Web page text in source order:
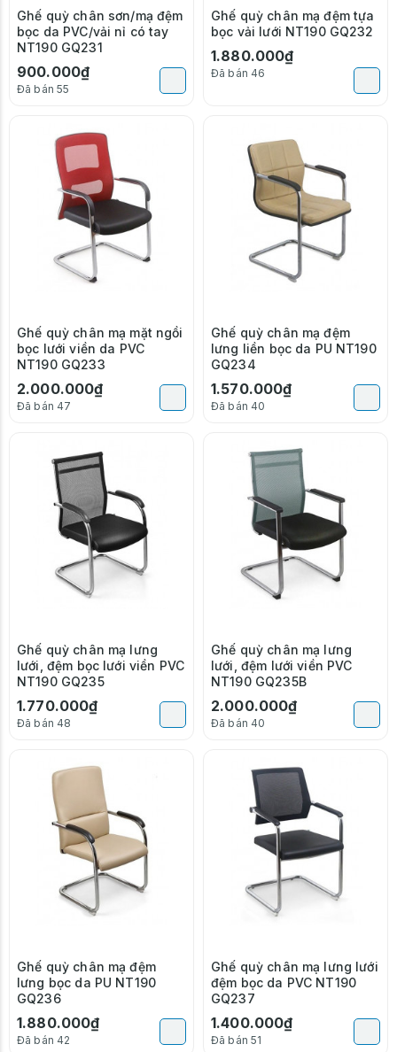
Ghế quỳ chân sơn/mạ đệm
bọc da PVC/vải nỉ có tay
NT190 GQ231
900.000₫
Đã bán 55
Ghế quỳ chân mạ đệm tựa
bọc vải lưới NT190 GQ232
1.880.000₫
Đã bán 46
Ghế quỳ chân mạ mặt ngồi
bọc lưới viền da PVC
NT190 GQ233
2.000.000₫
Đã bán 47
Ghế quỳ chân mạ đệm
lưng liền bọc da PU NT190
GQ234
1.570.000₫
Đã bán 40
Ghế quỳ chân mạ lưng
lưới, đệm bọc lưới viền PVC
NT190 GQ235
1.770.000₫
Đã bán 48
Ghế quỳ chân mạ lưng
lưới, đệm lưới viền PVC
NT190 GQ235B
2.000.000₫
Đã bán 40
Ghế quỳ chân mạ đệm
lưng bọc da PU NT190
GQ236
1.880.000₫
Đã bán 42
Ghế quỳ chân mạ lưng lưới
đệm bọc da PVC NT190
GQ237
1.400.000₫
Đã bán 51